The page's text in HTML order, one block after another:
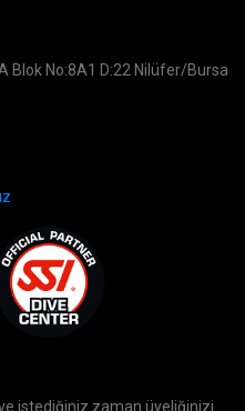
Blok No:8A1 D:22 Nilüfer/Bursa
istediğiniz zaman üyeliğinizi